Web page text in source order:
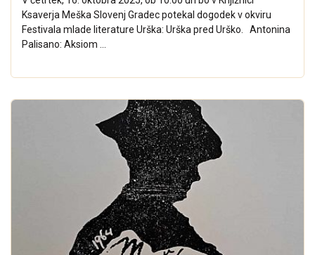
Ksaverja Meška Slovenj Gradec potekal dogodek v okviru
Festivala mlade literature Urška: Urška pred Urško. Antonina
Palisano: Aksiom ...